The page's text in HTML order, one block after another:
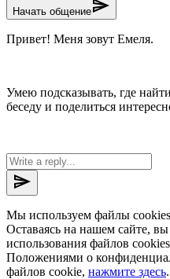
Начать общениеsend
Привет! Меня зовут Емеля.
Умею подсказывать, где
беседу и поделиться
send
Мы используем файлы
Оставаясь на нашем сайте,
использования файлов
Положениями о
файлов cookie, нажмите здесь.